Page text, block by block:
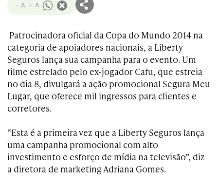
- A + A
Patrocinadora oficial da Copa do Mundo 2014 na
categoria de apoiadores nacionais, a Liberty
Seguros lança sua campanha para o evento. Um
filme estrelado pelo ex-jogador Cafu, que estreia
no dia 8, divulgará a ação promocional Segura Meu
Lugar, que oferece mil ingressos para clientes e
corretores.
“Esta é a primeira vez que a Liberty Seguros lança
uma campanha promocional com alto
investimento e esforço de mídia na televisão”, diz
a diretora de marketing Adriana Gomes.